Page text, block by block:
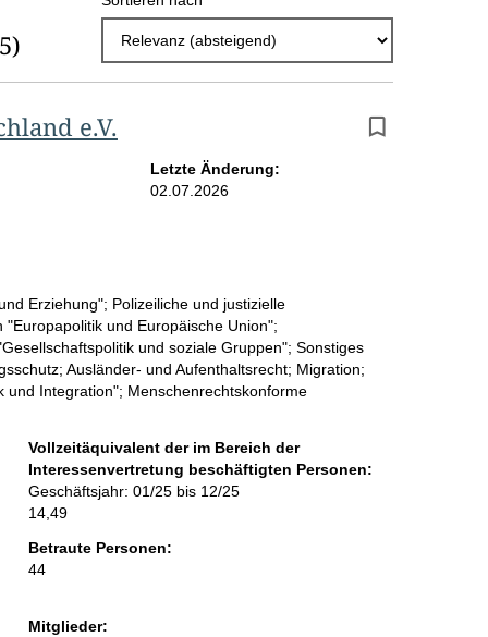
e
b
e
p
r
o
S
e
i
t
e.V.
Letzte Änderung:
02.07.2026
Erziehung"; Polizeiliche und justizielle
und Europäische Union";
und soziale Gruppen"; Sonstiges
Ausländer- und Aufenthaltsrecht; Migration;
und Integration"; Menschenrechtskonforme
Vollzeitäquivalent der im Bereich der
Interessenvertretung beschäftigten Personen:
Geschäftsjahr: 01/25 bis 12/25
14,49
Betraute Personen:
44
Mitglieder: